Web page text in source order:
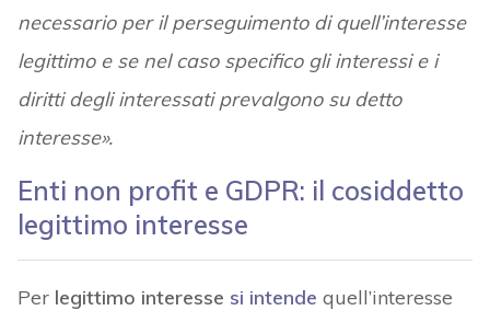
necessario per il perseguimento di quell’interesse
legittimo e se nel caso specifico gli interessi e i
diritti degli interessati prevalgono su detto
interesse».
Enti non profit e GDPR: il cosiddetto
legittimo interesse
Per legittimo interesse si intende quell’interesse